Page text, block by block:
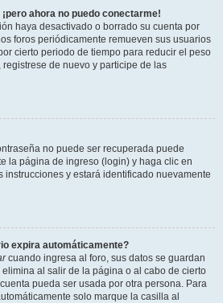
ahora no puedo conectarme!
haya desactivado o borrado su cuenta por
foros periódicamente remueven sus usuarios
cierto periodo de tiempo para reducir el peso
de nuevo y participe de las
no puede ser recuperada puede
la página de ingreso (login) y haga clic en
instrucciones y estará identificado nuevamente
expira automáticamente?
cuando ingresa al foro, sus datos se guardan
al salir de la página o al cabo de cierto
pueda ser usada por otra persona. Para
solo marque la casilla al